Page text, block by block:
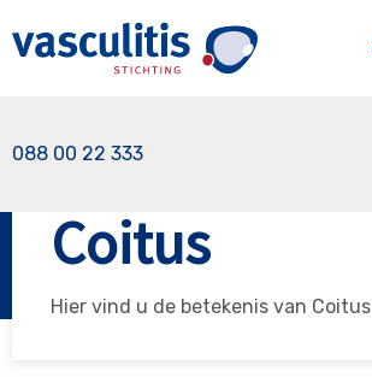
088 00 22 333
Zoek
Zoek
Coitus
Hier vind u de betekenis van Coitus